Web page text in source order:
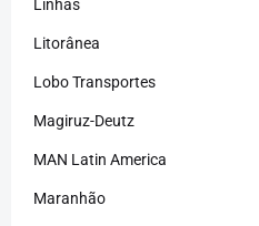
Linhas
Litorânea
Lobo Transportes
Magiruz-Deutz
MAN Latin America
Maranhão